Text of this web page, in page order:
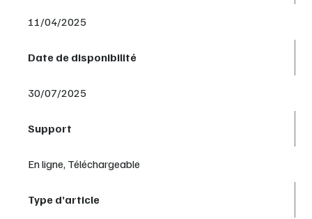
11/04/2025
Date de disponibilité
30/07/2025
Support
En ligne, Téléchargeable
Type d’article